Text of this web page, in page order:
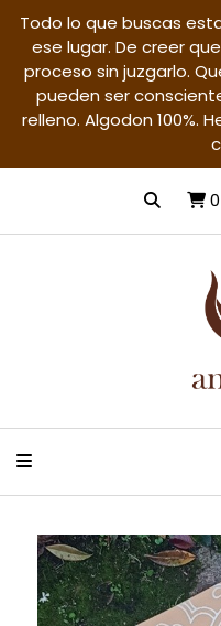
Todo lo que buscas
ese lugar. De creer
proceso sin juzgarlo.
pueden ser
relleno. Algodon 100%.
0